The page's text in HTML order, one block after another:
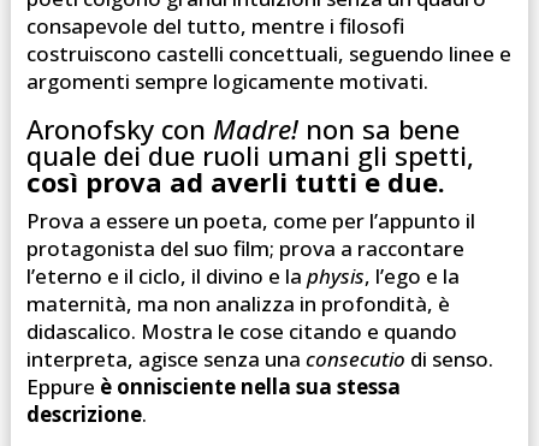
consapevole del tutto, mentre i filosofi
costruiscono castelli concettuali, seguendo linee e
argomenti sempre logicamente motivati.
Aronofsky con Madre!non sa bene
quale dei due ruoli umani gli spetti,
così prova ad averli tutti e due.
Prova a essere un poeta, come per l’appunto il
protagonista del suo film; prova a raccontare
l’eterno e il ciclo, il divino e la physis, l’ego e la
maternità, ma non analizza in profondità, è
didascalico. Mostra le cose citando e quando
interpreta, agisce senza una consecutio di senso.
Eppure è onnisciente nella sua stessa
descrizione.